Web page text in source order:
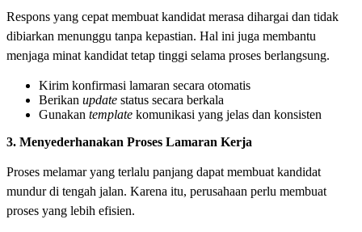
Respons yang cepat membuat kandidat merasa dihargai dan tidak
dibiarkan menunggu tanpa kepastian. Hal ini juga membantu
menjaga minat kandidat tetap tinggi selama proses berlangsung.
Kirim konfirmasi lamaran secara otomatis
Berikan update status secara berkala
Gunakan template komunikasi yang jelas dan konsisten
3. Menyederhanakan Proses Lamaran Kerja
Proses melamar yang terlalu panjang dapat membuat kandidat
mundur di tengah jalan. Karena itu, perusahaan perlu membuat
proses yang lebih efisien.